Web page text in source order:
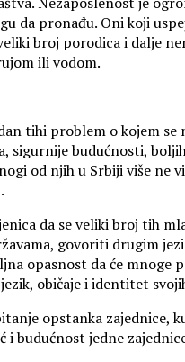
da pronađu. Oni koji
broj porodica i dalje
ili vodom.
tihi problem o kojem
sigurnije budućnosti,
od njih u Srbiji više ne
da se veliki broj tih
govoriti drugim
opasnost da će mnoge
običaje i identitet
opstanka zajednice,
i budućnost jedne